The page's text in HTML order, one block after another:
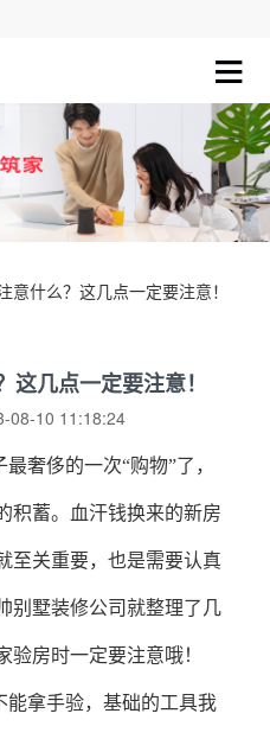
意什么？这几点一定要注意！
几点一定要注意！
08-10 11:18:24
最奢侈的一次“购物”了，
积蓄。血汗钱换来的新房
至关重要，也是需要认真
别墅装修公司就整理了几
房时一定要注意哦！
能拿手验，基础的工具我